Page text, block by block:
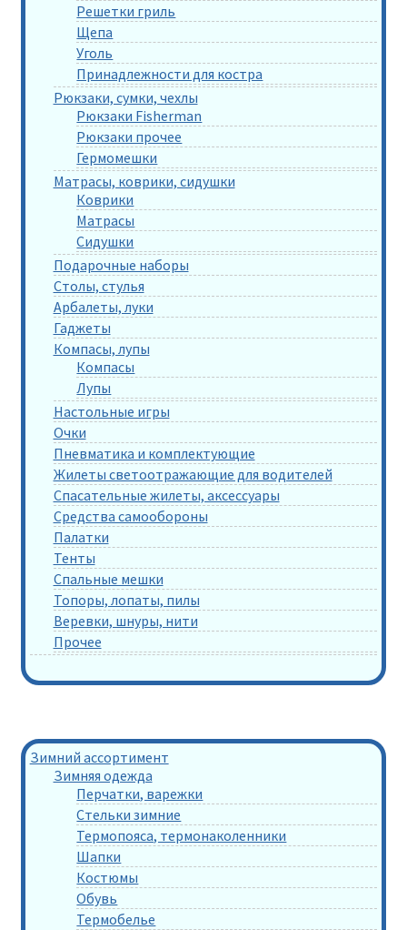
Решетки гриль
Щепа
Уголь
Принадлежности для костра
Рюкзаки, сумки, чехлы
Рюкзаки Fisherman
Рюкзаки прочее
Гермомешки
Матрасы, коврики, сидушки
Коврики
Матрасы
Сидушки
Подарочные наборы
Столы, стулья
Арбалеты, луки
Гаджеты
Компасы, лупы
Компасы
Лупы
Настольные игры
Очки
Пневматика и комплектующие
Жилеты светоотражающие для водителей
Спасательные жилеты, аксессуары
Средства самообороны
Палатки
Тенты
Спальные мешки
Топоры, лопаты, пилы
Веревки, шнуры, нити
Прочее
Зимний ассортимент
Зимняя одежда
Перчатки, варежки
Стельки зимние
Термопояса, термонаколенники
Шапки
Костюмы
Обувь
Термобелье